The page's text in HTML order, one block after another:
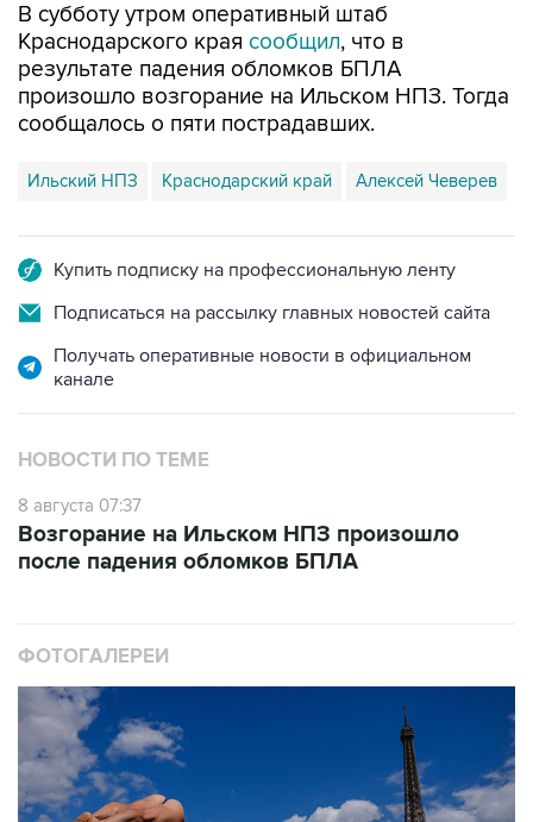
В субботу утром оперативный штаб
Краснодарского края сообщил, что в
результате падения обломков БПЛА
произошло возгорание на Ильском НПЗ. Тогда
сообщалось о пяти пострадавших.
Ильский НПЗ Краснодарский край Алексей Чеверев
Купить подписку на профессиональную ленту
Подписаться на рассылку главных новостей сайта
Получать оперативные новости в официальном
канале
НОВОСТИ ПО ТЕМЕ
8 августа 07:37
Возгорание на Ильском НПЗ произошло
после падения обломков БПЛА
ФОТОГАЛЕРЕИ